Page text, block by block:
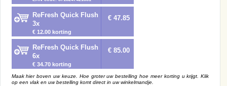
ReFresh Quick Flush
3x
€ 12.00 korting
€ 47.85
ReFresh Quick Flush
6x
€ 34.70 korting
€ 85.00
Maak hier boven uw keuze. Hoe groter uw bestelling hoe meer korting u krijgt. Klik
op een vlak en uw bestelling komt direct in uw winkelmandje.